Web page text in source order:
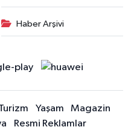
Haber Arşivi
Yaşam
Magazin
Resmi Reklamlar